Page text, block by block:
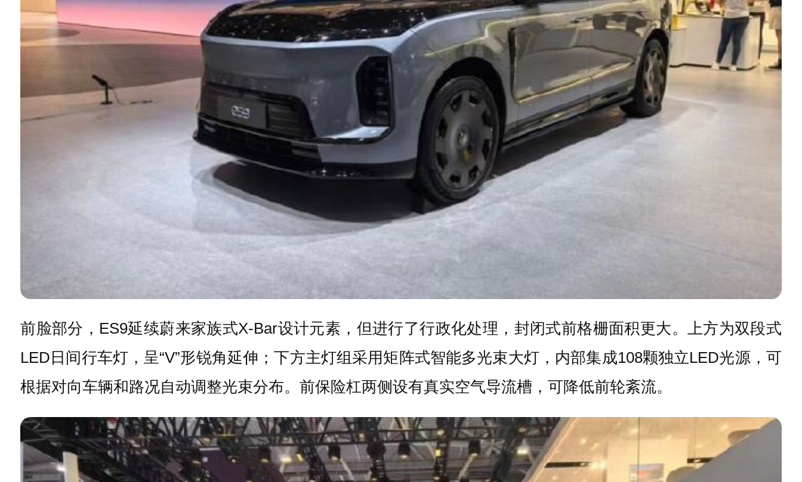
前脸部分，ES9延续蔚来家族式X-Bar设计元素，但进行了行政化处理，封闭式前格栅面积更大。上方为双段式
LED日间行车灯，呈“V”形锐角延伸；下方主灯组采用矩阵式智能多光束大灯，内部集成108颗独立LED光源，可
根据对向车辆和路况自动调整光束分布。前保险杠两侧设有真实空气导流槽，可降低前轮紊流。